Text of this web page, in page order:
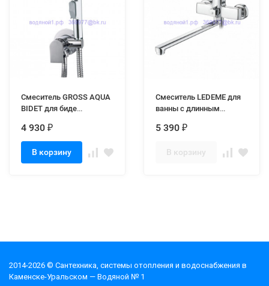
Смеситель GROSS AQUA
BIDET для биде
4 930 ₽
В корзину
Смеситель LEDEME для
ванны с длинным
5 390 ₽
В корзину
2014-2026 © Cантехника, системы отопления и водоснабжения в
Каменске-Уральском — Водяной № 1